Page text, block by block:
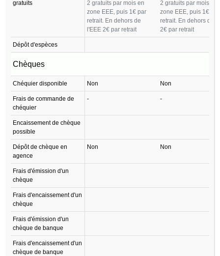
gratuits
2 gratuits par mois en
zone EEE, puis 1€ par
retrait. En dehors de
l'EEE 2€ par retrait
2 gratuits par mois en
zone EEE, puis 1€ par
retrait. En dehors de
2€ par retrait
Dépôt d'espèces
Chèques
Chéquier disponible Non Non
Frais de commande de
chéquier
- -
Encaissement de chèque
possible
Dépôt de chèque en
agence
Non Non
Frais d'émission d'un
chèque
Frais d'encaissement d'un
chèque
Frais d'émission d'un
chèque de banque
Frais d'encaissement d'un
chèque de banque